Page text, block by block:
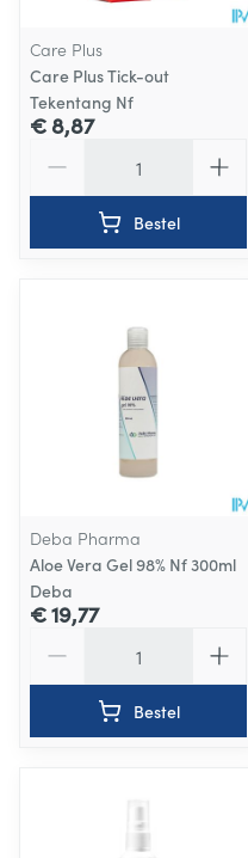
Care Plus
Care Plus Tick-out
Tekentang Nf
€ 8,87
Bestel
Deba Pharma
Aloe Vera Gel 98% Nf 300ml
Deba
€ 19,77
Bestel